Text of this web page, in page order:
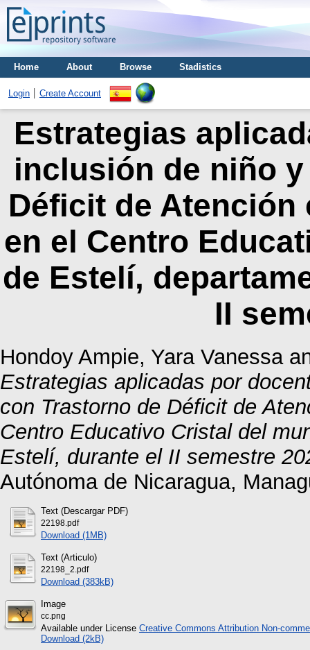
Home About Browse Stadistics
Login Create Account
Estrategias
inclusión de niño
Déficit de Atención
en el Centro
de Estelí,
II
Hondoy Ampie, Yara Vanessa
Estrategias aplicadas por
con Trastorno de Déficit de
Centro Educativo Cristal del
Estelí, durante el II semestre
Autónoma de Nicaragua,
Text (Descargar PDF)
22198.pdf
Download (1MB)
Text (Articulo)
22198_2.pdf
Download (383kB)
Image
cc.png
Available under License Creative Commons Attribution Non-
Download (2kB)